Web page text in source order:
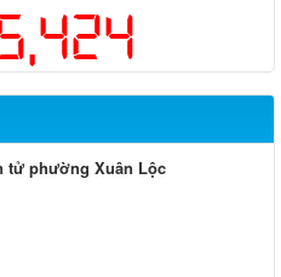
tử phường Xuân Lộc